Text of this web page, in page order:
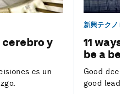
cerebro y
es un
新興テクノ
11
be a
Good
good